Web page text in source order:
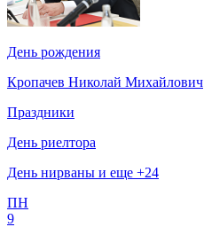
День рождения
Кропачев Николай Михайлович
Праздники
День риелтора
День нирваны и еще +24
ПН
9